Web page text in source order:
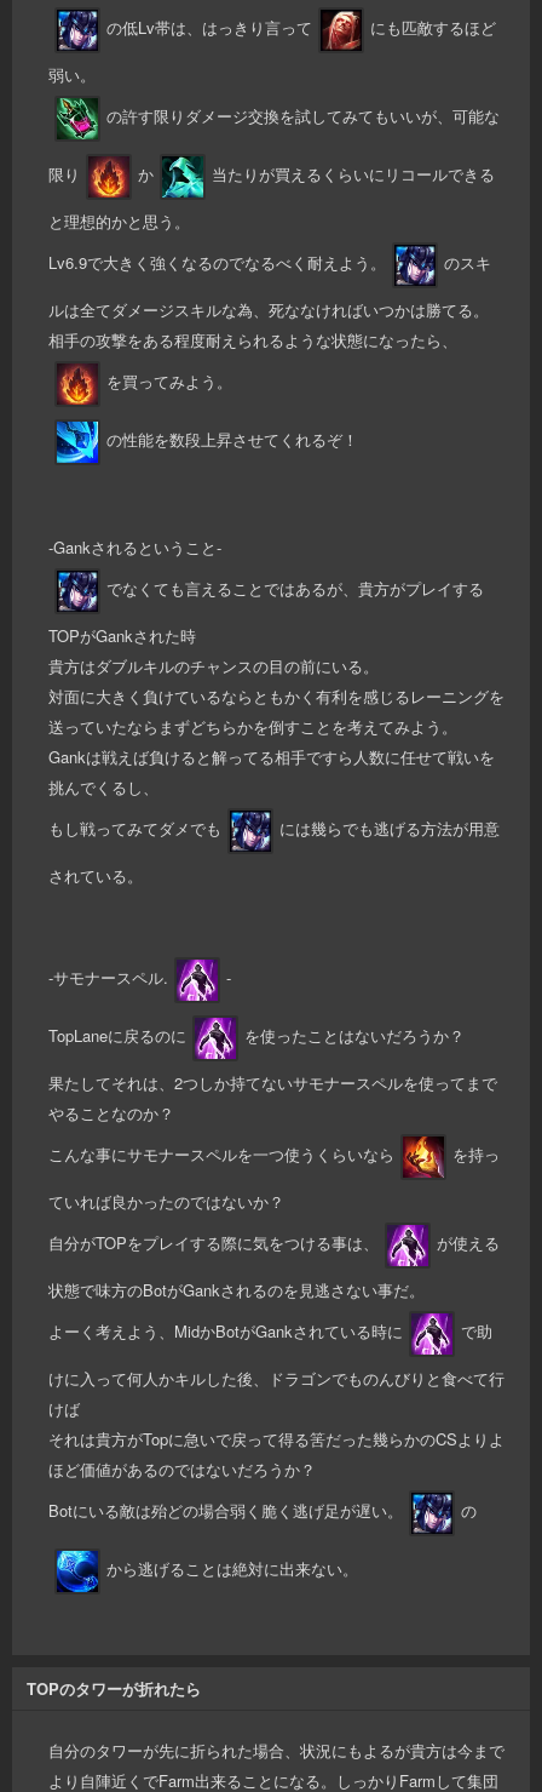
の低Lv帯は、はっきり言って
にも匹敵するほど
弱い。
の許す限りダメージ交換を試してみてもいいが、可能な
限り か 当たりが買えるくらいにリコールできる
と理想的かと思う。
Lv6.9で大きく強くなるのでなるべく耐えよう。
のスキ
ルは全てダメージスキルな為、死ななければいつかは勝てる。
相手の攻撃をある程度耐えられるような状態になったら、
を買ってみよう。
の性能を数段上昇させてくれるぞ！
-Gankされるということ-
でなくても言えることではあるが、貴方がプレイする
TOPがGankされた時
貴方はダブルキルのチャンスの目の前にいる。
対面に大きく負けているならともかく有利を感じるレーニングを
送っていたならまずどちらかを倒すことを考えてみよう。
Gankは戦えば負けると解ってる相手ですら人数に任せて戦いを
挑んでくるし、
もし戦ってみてダメでも
には幾らでも逃げる方法が用意
されている。
-サモナースペル. -
TopLaneに戻るのに を使ったことはないだろうか？
果たしてそれは、2つしか持てないサモナースペルを使ってまで
やることなのか？
こんな事にサモナースペルを一つ使うくらいなら
を持っ
ていれば良かったのではないか？
自分がTOPをプレイする際に気をつける事は、
が使える
状態で味方のBotがGankされるのを見逃さない事だ。
よーく考えよう、MidかBotがGankされている時に
で助
けに入って何人かキルした後、ドラゴンでものんびりと食べて行
けば
それは貴方がTopに急いで戻って得る筈だった幾らかのCSよりよ
ほど価値があるのではないだろうか？
Botにいる敵は殆どの場合弱く脆く逃げ足が遅い。
の
から逃げることは絶対に出来ない。
TOPのタワーが折れたら
自分のタワーが先に折られた場合、状況にもよるが貴方は今まで
より自陣近くでFarm出来ることになる。しっかりFarmして集団